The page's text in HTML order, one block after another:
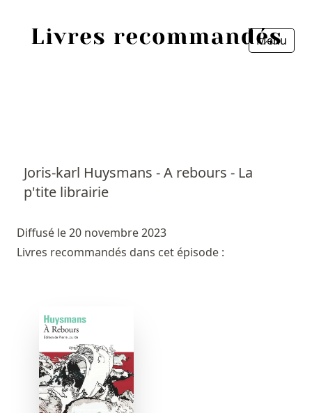
Menu
Joris-karl Huysmans - A rebours - La
p'tite librairie
Diffusé le 20 novembre 2023
Livres recommandés dans cet épisode :
Personnes
Livres
Fermer